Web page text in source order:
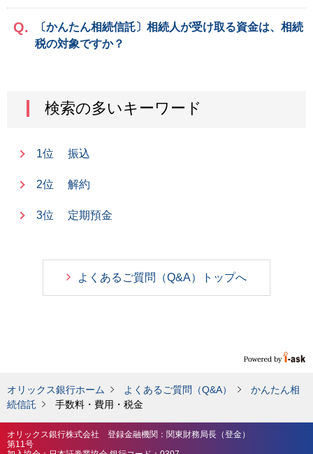
〔かんたん相続信託〕相続人が受け取る資金は、相続
税の対象ですか？
検索の多いキーワード
1位 振込
2位 解約
3位 定期預金
よくあるご質問（Q&A）トップへ
オリックス銀行ホーム よくあるご質問（Q&A）
かんたん相
続信託
手数料・費用・税金
オリックス銀行株式会社 登録金融機関：関東財務局長（登金）
第11号